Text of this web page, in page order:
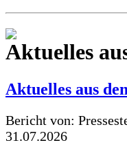
Aktuelles
Aktuelles aus
Bericht von:
31.07.2026